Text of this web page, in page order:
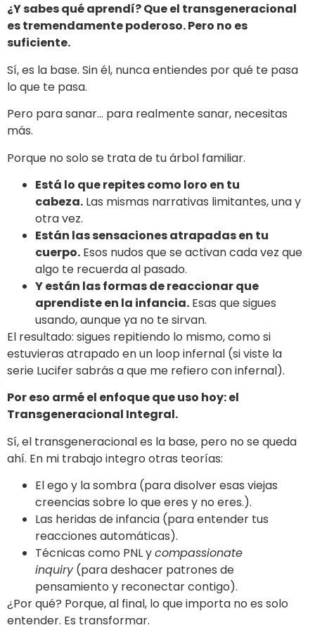
¿Y sabes qué aprendí? Que el transgeneracional
es tremendamente poderoso. Pero no es
suficiente.
Sí, es la base. Sin él, nunca entiendes por qué te pasa
lo que te pasa.
Pero para sanar… para realmente sanar, necesitas
más.
Porque no solo se trata de tu árbol familiar.
Está lo que repites como loro en tu
cabeza. Las mismas narrativas limitantes, una y
otra vez.
Están las sensaciones atrapadas en tu
cuerpo. Esos nudos que se activan cada vez que
algo te recuerda al pasado.
Y están las formas de reaccionar que
aprendiste en la infancia. Esas que sigues
usando, aunque ya no te sirvan.
El resultado: sigues repitiendo lo mismo, como si
estuvieras atrapado en un loop infernal (si viste la
serie Lucifer sabrás a que me refiero con infernal).
Por eso armé el enfoque que uso hoy: el
Transgeneracional Integral.
Sí, el transgeneracional es la base, pero no se queda
ahí. En mi trabajo integro otras teorías:
El ego y la sombra (para disolver esas viejas
creencias sobre lo que eres y no eres.).
Las heridas de infancia (para entender tus
reacciones automáticas).
Técnicas como PNL ycompassionate
inquiry(para deshacer patrones de
pensamiento y reconectar contigo).
¿Por qué? Porque, al final, lo que importa no es solo
entender. Es transformar.